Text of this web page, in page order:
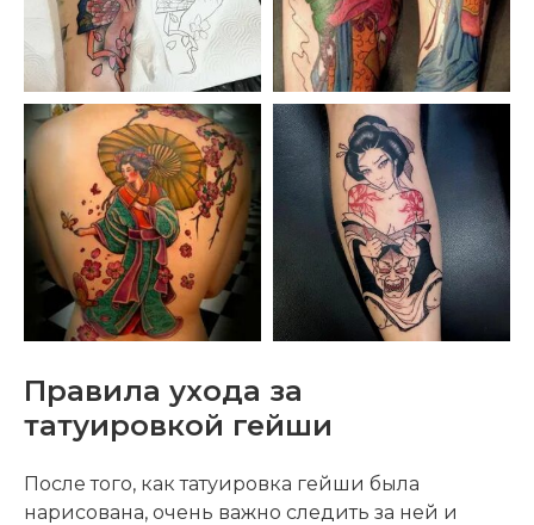
Правила ухода за
татуировкой гейши
После того, как татуировка гейши была
нарисована, очень важно следить за ней и